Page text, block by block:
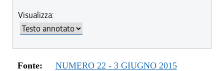
dal 04/06/2015 al 12/11/2015
Visualizza:
Fonte:
NUMERO 22 - 3 GIUGNO 2015